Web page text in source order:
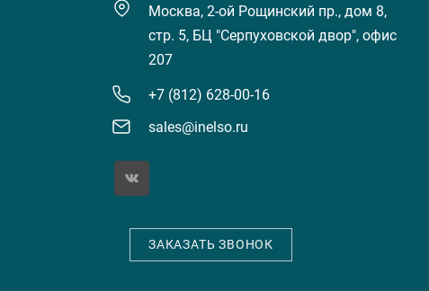
Москва, 2-ой Рощинский пр., дом 8,
стр. 5, БЦ "Серпуховской двор", офис
207
+7 (812) 628-00-16
sales@inelso.ru
ЗАКАЗАТЬ ЗВОНОК